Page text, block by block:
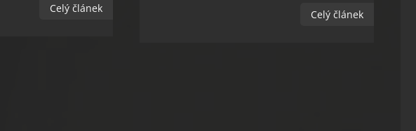
Celý článek Celý článek